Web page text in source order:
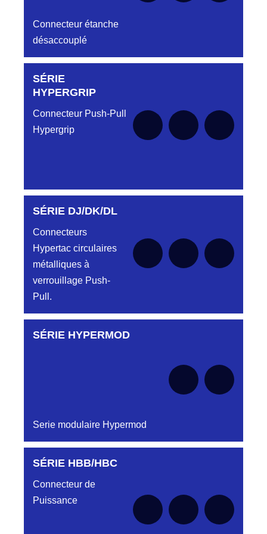
Connecteur étanche
désaccouplé
Aucune pièce disponible pour cette série pour
SÉRIE
HYPERGRIP
Connecteur Push-Pull
Hypergrip
Aucune pièce disponible pour cette série pour
SÉRIE DJ/DK/DL
Connecteurs
Hypertac circulaires
métalliques à
verrouillage Push-
Pull.
Aucune pièce disponible pour cette série pour
SÉRIE HYPERMOD
Serie modulaire Hypermod
Aucune pièce disponible pour cette série pour
SÉRIE HBB/HBC
Connecteur de
Puissance